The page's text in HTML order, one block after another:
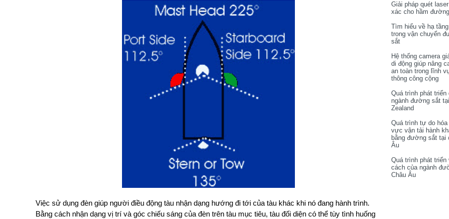
Việc sử dụng đèn giúp người điều động tàu nhận dạng hướng đi tới của tàu khác khi nó đang hành trình.
Bằng cách nhận dạng vị trí và góc chiếu sáng của đèn trên tàu mục tiêu, tàu đối diện có thể tùy tình huống
Giải pháp quét
xác cho hầm
Tìm hiểu về hạ
trong vận chuyển
sắt
Hệ thống camera
di động giúp nâng
an toàn trong lĩnh
thông công cộng
Quá trình phát triển
ngành đường sắt
Zealand
Quá trình tự do
vực vận tải hành
bằng đường sắt tại
Âu
Quá trình phát triển
cách của ngành
Châu Âu